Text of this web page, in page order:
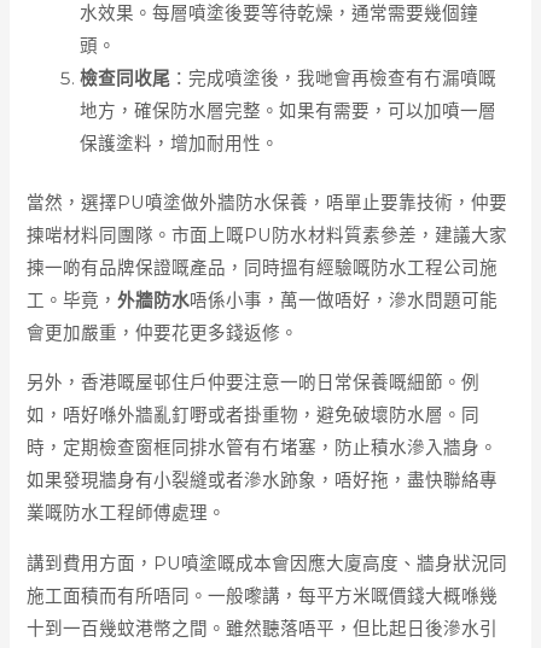
水效果。每層噴塗後要等待乾燥，通常需要幾個鐘
頭。
檢查同收尾 ：完成噴塗後，我哋會再檢查有冇漏噴嘅
地方，確保防水層完整。如果有需要，可以加噴一層
保護塗料，增加耐用性。
當然，選擇PU噴塗做外牆防水保養，唔單止要靠技術，仲要
揀啱材料同團隊。市面上嘅PU防水材料質素參差，建議大家
揀一啲有品牌保證嘅產品，同時搵有經驗嘅防水工程公司施
工。毕竟，外牆防水唔係小事，萬一做唔好，滲水問題可能
會更加嚴重，仲要花更多錢返修。
另外，香港嘅屋邨住戶仲要注意一啲日常保養嘅細節。例
如，唔好喺外牆亂釘嘢或者掛重物，避免破壞防水層。同
時，定期檢查窗框同排水管有冇堵塞，防止積水滲入牆身。
如果發現牆身有小裂縫或者滲水跡象，唔好拖，盡快聯絡專
業嘅防水工程師傅處理。
講到費用方面，PU噴塗嘅成本會因應大廈高度、牆身狀況同
施工面積而有所唔同。一般嚟講，每平方米嘅價錢大概喺幾
十到一百幾蚊港幣之間。雖然聽落唔平，但比起日後滲水引